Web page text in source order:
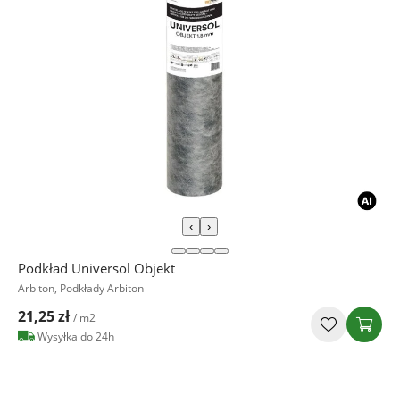
‹ ›
Podkład Universol Objekt
Arbiton, Podkłady Arbiton
21,25 zł / m2
Wysyłka do 24h